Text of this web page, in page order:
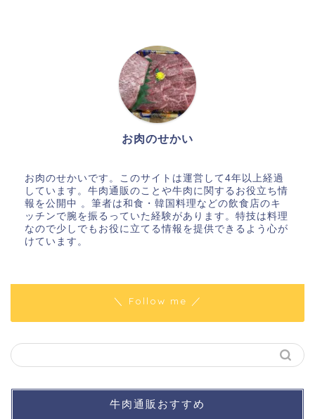
お肉のせかい
お肉のせかいです。このサイトは運営して4年以上経過
しています。牛肉通販のことや牛肉に関するお役立ち情
報を公開中 。筆者は和食・韓国料理などの飲食店のキ
ッチンで腕を振るっていた経験があります。特技は料理
なので少しでもお役に立てる情報を提供できるよう心が
けています。
＼ Follow me ／
牛肉通販おすすめ